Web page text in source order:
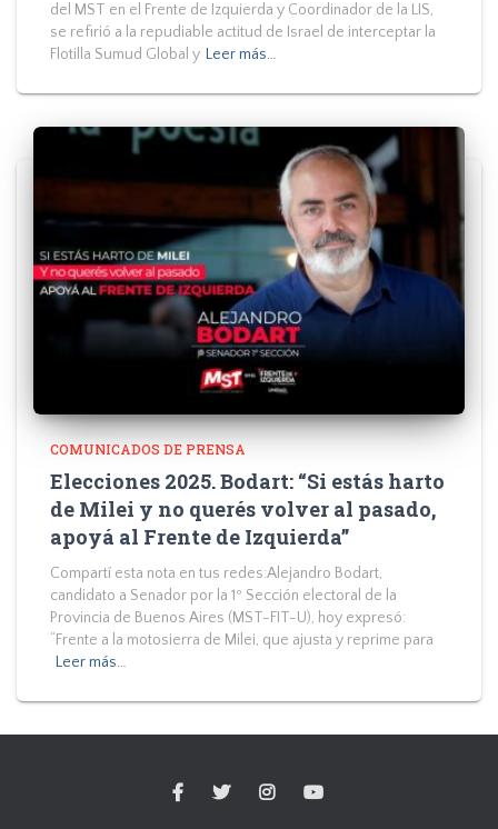
del MST en el Frente de Izquierda y Coordinador de la LIS,
se refirió a la repudiable actitud de Israel de interceptar la
Flotilla Sumud Global y Leer más…
COMUNICADOS DE PRENSA
Elecciones 2025. Bodart: “Si estás harto
de Milei y no querés volver al pasado,
apoyá al Frente de Izquierda”
Compartí esta nota en tus redes:Alejandro Bodart,
candidato a Senador por la 1º Sección electoral de la
Provincia de Buenos Aires (MST-FIT-U), hoy expresó:
“Frente a la motosierra de Milei, que ajusta y reprime para
Leer más…